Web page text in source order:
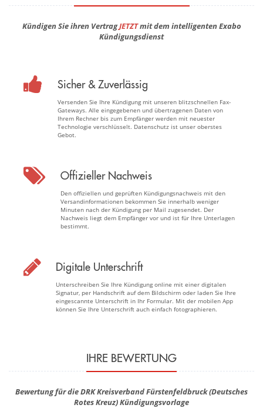
Kündigen Sie ihren VertragJETZTmit dem intelligenten Exabo
Kündigungsdienst
Sicher & Zuverlässig
Versenden Sie Ihre Kündigung mit unseren blitzschnellen Fax-
Gateways. Alle eingegebenen und übertragenen Daten von
Ihrem Rechner bis zum Empfänger werden mit neuester
Technologie verschlüsselt. Datenschutz ist unser oberstes
Gebot.
Offizieller Nachweis
Den offiziellen und geprüften Kündigungsnachweis mit den
Versandinformationen bekommen Sie innerhalb weniger
Minuten nach der Kündigung per Mail zugesendet. Der
Nachweis liegt dem Empfänger vor und ist für Ihre Unterlagen
bestimmt.
Digitale Unterschrift
Unterschreiben Sie Ihre Kündigung online mit einer digitalen
Signatur, per Handschrift auf dem Bildschirm oder laden Sie Ihre
eingescannte Unterschrift in Ihr Formular. Mit der mobilen App
können Sie Ihre Unterschrift auch einfach fotographieren.
IHRE BEWERTUNG
Bewertung für die DRK Kreisverband Fürstenfeldbruck (Deutsches
Rotes Kreuz) Kündigungsvorlage